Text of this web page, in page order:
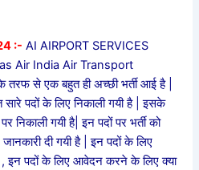
:- AI AIRPORT SERVICES
Air India Air Transport
से एक बहुत ही अच्छी भर्ती आई है |
पदों के लिए निकाली गयी है | इसके
निकाली गयी है| इन पदों पर भर्ती को
दी गयी है | इन पदों के लिए
पदों के लिए आवेदन करने के लिए क्या